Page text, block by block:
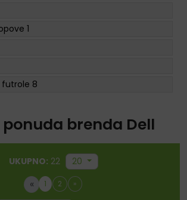
1
futrole 8
brenda Dell
UKUPNO: 22 20
« 1 2 »